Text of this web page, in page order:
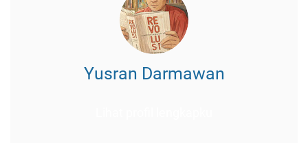
Yusran Darmawan